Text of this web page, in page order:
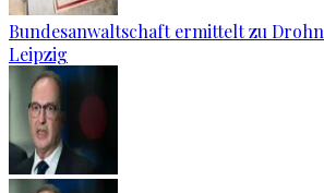
Bundesanwaltschaft ermittelt zu
Leipzig